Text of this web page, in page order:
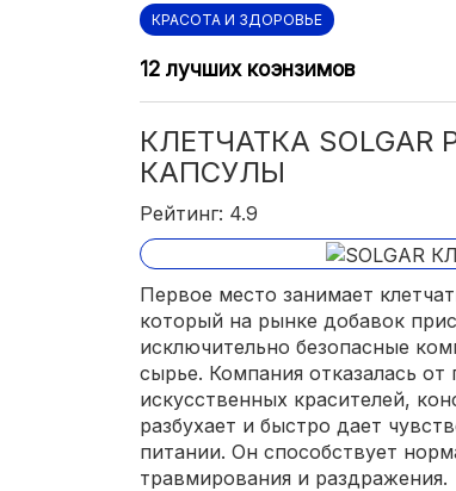
КРАСОТА И ЗДОРОВЬЕ
12 лучших коэнзимов
КЛЕТЧАТКА SOLGAR
КАПСУЛЫ
Рейтинг: 4.9
Первое место занимает
который на рынке добавок
исключительно безопасные
сырье. Компания отказалась
искусственных красителей,
разбухает и быстро дает
питании. Он способствует
травмирования и раздражения.